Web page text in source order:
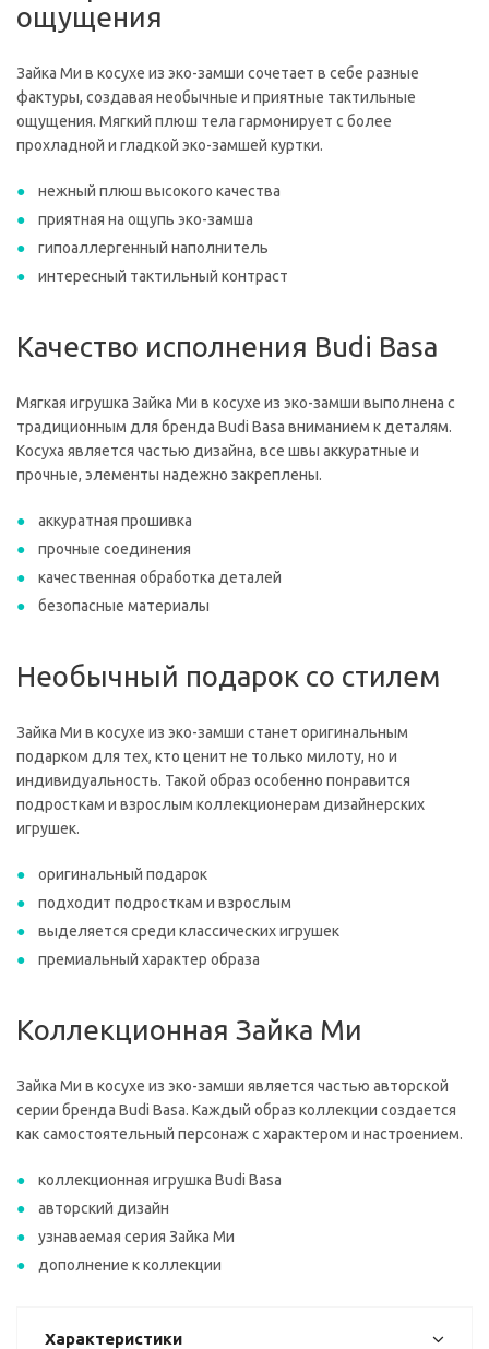
ощущения
Зайка Ми в косухе из эко-замши сочетает в себе разные
фактуры, создавая необычные и приятные тактильные
ощущения. Мягкий плюш тела гармонирует с более
прохладной и гладкой эко-замшей куртки.
нежный плюш высокого качества
приятная на ощупь эко-замша
гипоаллергенный наполнитель
интересный тактильный контраст
Качество исполнения Budi Basa
Мягкая игрушка Зайка Ми в косухе из эко-замши выполнена с
традиционным для бренда Budi Basa вниманием к деталям.
Косуха является частью дизайна, все швы аккуратные и
прочные, элементы надежно закреплены.
аккуратная прошивка
прочные соединения
качественная обработка деталей
безопасные материалы
Необычный подарок со стилем
Зайка Ми в косухе из эко-замши станет оригинальным
подарком для тех, кто ценит не только милоту, но и
индивидуальность. Такой образ особенно понравится
подросткам и взрослым коллекционерам дизайнерских
игрушек.
оригинальный подарок
подходит подросткам и взрослым
выделяется среди классических игрушек
премиальный характер образа
Коллекционная Зайка Ми
Зайка Ми в косухе из эко-замши является частью авторской
серии бренда Budi Basa. Каждый образ коллекции создается
как самостоятельный персонаж с характером и настроением.
коллекционная игрушка Budi Basa
авторский дизайн
узнаваемая серия Зайка Ми
дополнение к коллекции
Характеристики